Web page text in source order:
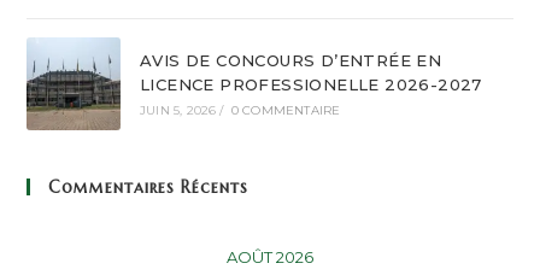
AVIS DE CONCOURS D’ENTRÉE EN
LICENCE PROFESSIONELLE 2026-2027
JUIN 5, 2026 / 0 COMMENTAIRE
Commentaires Récents
AOÛT 2026